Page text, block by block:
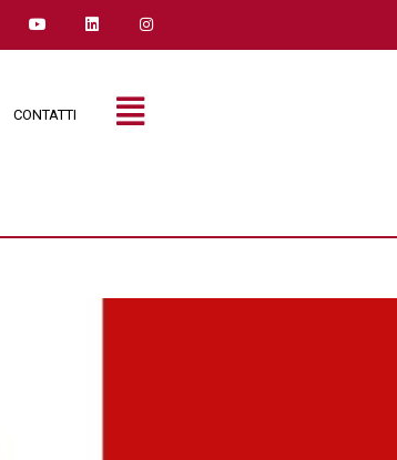
CONTATTI